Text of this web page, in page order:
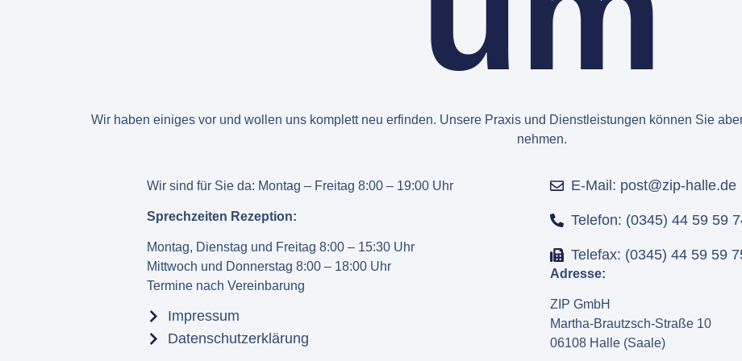
Wir haben einiges vor und wollen uns komplett neu erfinden. Unsere Praxis und Dienstleistungen können Sie
nehmen.
Wir sind für Sie da: Montag – Freitag 8:00 – 19:00 Uhr
Sprechzeiten Rezeption:
Montag, Dienstag und Freitag 8:00 – 15:30 Uhr
Mittwoch und Donnerstag 8:00 – 18:00 Uhr
Termine nach Vereinbarung
Impressum
Datenschutzerklärung
E-Mail: post@zip-halle.de
Telefon: (0345) 44 59 59
Telefax: (0345) 44 59 59
Adresse:
ZIP GmbH
Martha-Brautzsch-Straße 10
06108 Halle (Saale)